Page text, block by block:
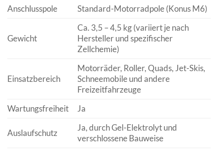
Anschlusspole
Standard-Motorradpole (Konus M6)
Gewicht
Ca. 3,5 – 4,5 kg (variiert je nach
Hersteller und spezifischer
Zellchemie)
Einsatzbereich
Motorräder, Roller, Quads, Jet-Skis,
Schneemobile und andere
Freizeitfahrzeuge
Wartungsfreiheit
Ja
Auslaufschutz
Ja, durch Gel-Elektrolyt und
verschlossene Bauweise